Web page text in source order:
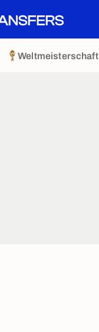
Weltmeisterschaft